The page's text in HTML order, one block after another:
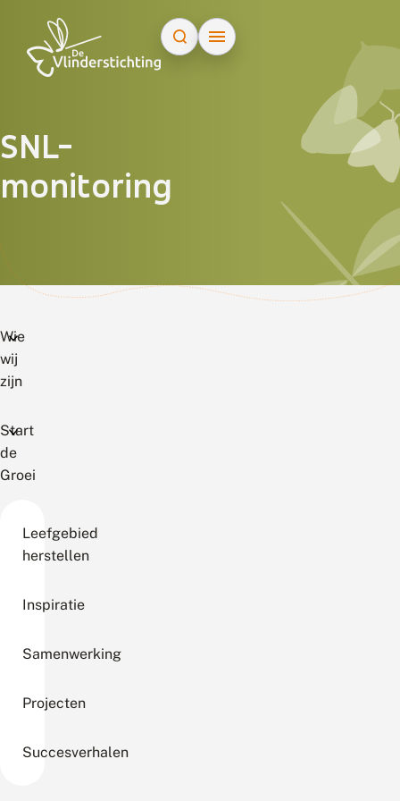
SNL-
monitoring
Wie
wij
zijn
Start
de
Groei
Leefgebied
herstellen
Inspiratie
Samenwerking
Projecten
Succesverhalen